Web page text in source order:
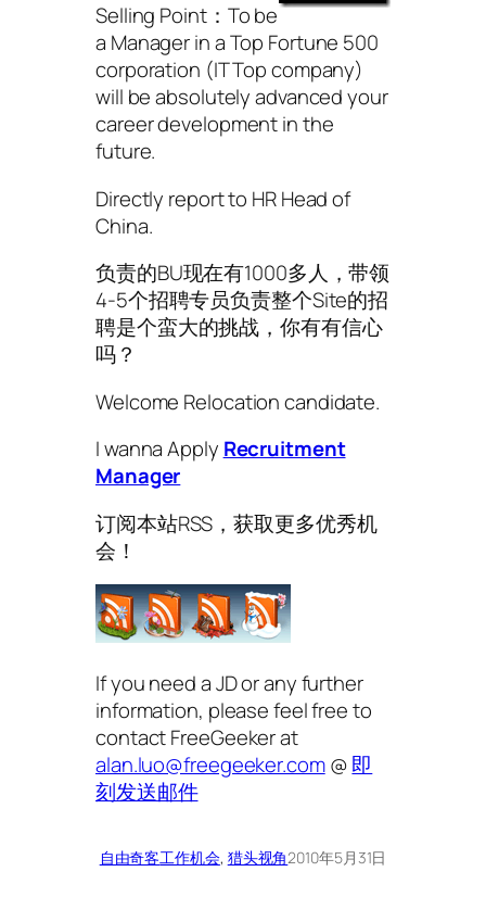
Selling Point：To be
a Manager in a Top Fortune 500
corporation (IT Top company)
will be absolutely advanced your
career development in the
future.
Directly report to HR Head of
China.
负责的BU现在有1000多人，带领
4-5个招聘专员负责整个Site的招
聘是个蛮大的挑战，你有有信心
吗？
Welcome Relocation candidate.
I wanna Apply Recruitment
Manager
订阅本站RSS，获取更多优秀机
会！
If you need a JD or any further
information, please feel free to
contact FreeGeeker at
alan.luo@freegeeker.com@即
刻发送邮件
自由奇客工作机会, 猎头视角2010年5月31日